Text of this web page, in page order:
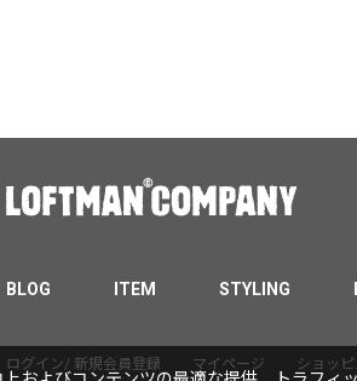
BLOG ITEM STYLING
ログイン/ 新規会員登録 マイページ ショッ